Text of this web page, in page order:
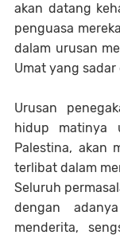
akan datang
penguasa
dalam urusan
Umat yang
Urusan
hidup matinya
Palestina, akan
terlibat dalam
Seluruh
dengan
menderita,